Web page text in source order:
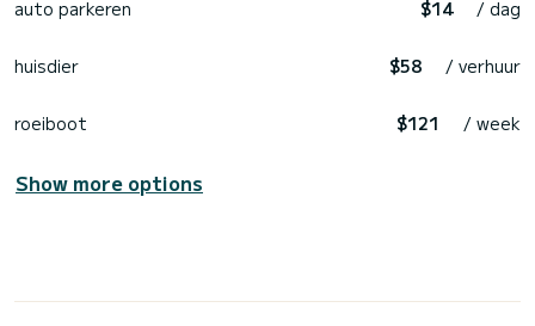
auto parkeren $14 / dag
huisdier $58 / verhuur
roeiboot $121 / week
Show more options